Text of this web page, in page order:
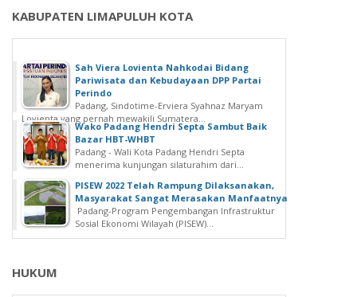
KABUPATEN LIMAPULUH KOTA
Sah Viera Lovienta Nahkodai Bidang
Pariwisata dan Kebudayaan DPP Partai
Perindo
Padang, Sindotime-Erviera Syahnaz Maryam
Lovienta yang pernah mewakili Sumatera...
Wako Padang Hendri Septa Sambut Baik
Bazar HBT-WHBT
Padang - Wali Kota Padang Hendri Septa
menerima kunjungan silaturahim dari...
PISEW 2022 Telah Rampung Dilaksanakan,
Masyarakat Sangat Merasakan Manfaatnya
Padang-Program Pengembangan Infrastruktur
Sosial Ekonomi Wilayah (PISEW)...
HUKUM